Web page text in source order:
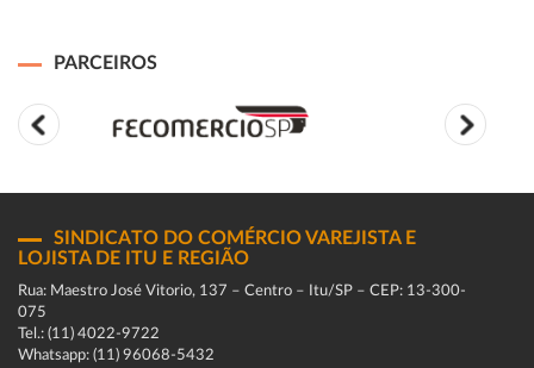
PARCEIROS
SINDICATO DO COMÉRCIO VAREJISTA E
LOJISTA DE ITU E REGIÃO
Rua: Maestro José Vitorio, 137 – Centro – Itu/SP – CEP: 13-300-
075
Tel.: (11) 4022-9722
Whatsapp: (11) 96068-5432